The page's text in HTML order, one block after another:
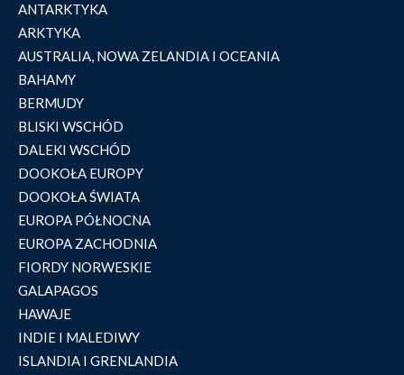
ANTARKTYKA
ARKTYKA
AUSTRALIA, NOWA ZELANDIA I OCEANIA
BAHAMY
BERMUDY
BLISKI WSCHÓD
DALEKI WSCHÓD
DOOKOŁA EUROPY
DOOKOŁA ŚWIATA
EUROPA PÓŁNOCNA
EUROPA ZACHODNIA
FIORDY NORWESKIE
GALAPAGOS
HAWAJE
INDIE I MALEDIWY
ISLANDIA I GRENLANDIA